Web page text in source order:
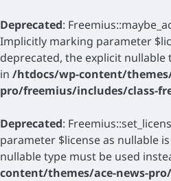
Deprecated:
Implicitly marking parameter
deprecated, the explicit nullable
in /htdocs/wp-content/
pro/freemius/includes/class-
Deprecated:
parameter $license as nullable
nullable type must be used
content/themes/ace-news-